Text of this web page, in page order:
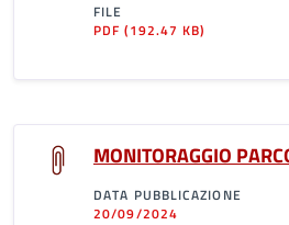
FILE
PDF(192.47 KB)
MONITORAGGIO
DATA PUBBLICAZIONE
20/09/2024